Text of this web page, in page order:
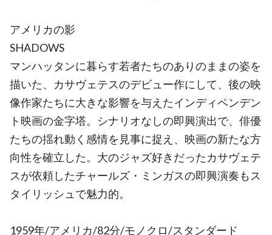
アメリカの影
SHADOWS
マンハッタンに暮らす若者たちのありのままの姿を
描いた、カサヴェテスのデビュー作にして、後の映
像作家たちに大きな影響を与えたインディペンデン
ト映画の金字塔。シナリオなしの即興演出で、俳優
たちの揺れ動く感情を見事に捉え、映画の新たな方
向性を確立した。大のジャズ好きだったカサヴェテ
スが依頼したチャールズ・ミンガスの即興演奏もス
タイリッシュで魅力的。
1959年/アメリカ/82分/モノクロ/スタンダード